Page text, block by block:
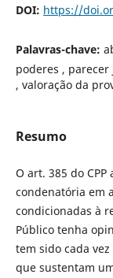
DOI: https://
Palavras-chave:
poderes ,
, valoração da
Resumo
O art. 385 do
condenatória em
condicionadas à
Público tenha
tem sido cada
que sustentam